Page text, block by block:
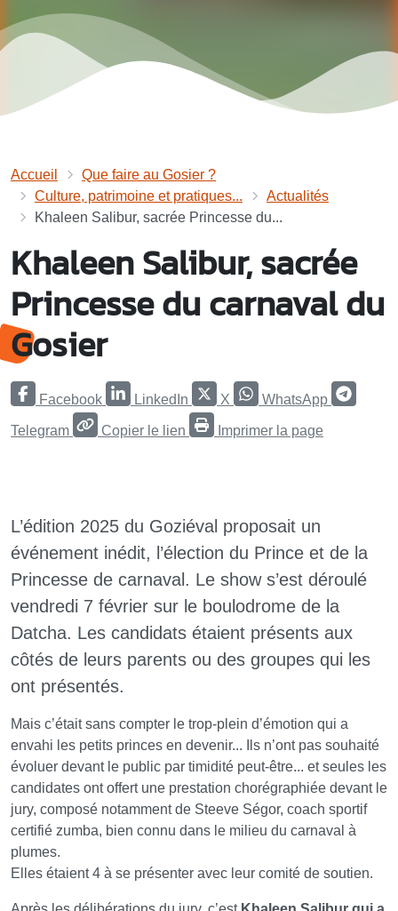
Accueil
Que faire au Gosier ?
Culture, patrimoine et pratiques...
Actualités
Khaleen Salibur, sacrée Princesse du...
Khaleen Salibur, sacrée
Princesse du carnaval du
Gosier
Facebook LinkedIn X WhatsApp
Telegram Copier le lien Imprimer la page
L’édition 2025 du Goziéval proposait un
événement inédit, l’élection du Prince et de la
Princesse de carnaval. Le show s’est déroulé
vendredi 7 février sur le boulodrome de la
Datcha. Les candidats étaient présents aux
côtés de leurs parents ou des groupes qui les
ont présentés.
Mais c’était sans compter le trop-plein d’émotion qui a
envahi les petits princes en devenir... Ils n’ont pas souhaité
évoluer devant le public par timidité peut-être... et seules les
candidates ont offert une prestation chorégraphiée devant le
jury, composé notamment de Steeve Ségor, coach sportif
certifié zumba, bien connu dans le milieu du carnaval à
plumes.
Elles étaient 4 à se présenter avec leur comité de soutien.